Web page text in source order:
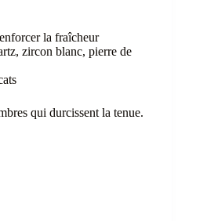
la fraîcheur
zircon blanc, pierre de
qui durcissent la tenue.